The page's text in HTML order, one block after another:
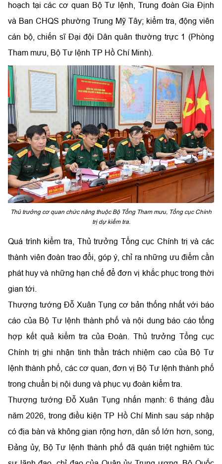
hoạch tại các cơ quan Bộ Tư lệnh, Trung đoàn Gia Định
và Ban CHQS phường Trung Mỹ Tây; kiểm tra, động viên
cán bộ, chiến sĩ Đại đội Dân quân thường trực 1 (Phòng
Tham mưu, Bộ Tư lệnh TP Hồ Chí Minh).
Thủ trưởng cơ quan chức năng thuộc Bộ Tổng Tham mưu, Tổng cục Chính
trị dự kiểm tra.
Quá trình kiểm tra, Thủ trưởng Tổng cục Chính trị và các
thành viên đoàn trao đổi, góp ý, chỉ ra những ưu điểm cần
phát huy và những hạn chế để đơn vị khắc phục trong thời
gian tới.
Thượng tướng Đỗ Xuân Tụng cơ bản thống nhất với báo
cáo của Bộ Tư lệnh thành phố và nội dung báo cáo tổng
hợp kết quả kiểm tra của Đoàn. Thủ trưởng Tổng cục
Chính trị ghi nhận tinh thần trách nhiệm cao của Bộ Tư
lệnh thành phố, các cơ quan, đơn vị Bộ Tư lệnh thành phố
trong chuẩn bị nội dung và phục vụ đoàn kiểm tra.
Thượng tướng Đỗ Xuân Tụng nhấn mạnh: 6 tháng đầu
năm 2026, trong điều kiện TP Hồ Chí Minh sau sáp nhập
có địa bàn và không gian rộng hơn, dân số lớn hơn, song,
Đảng ủy, Bộ Tư lệnh thành phố đã quán triệt nghiêm túc